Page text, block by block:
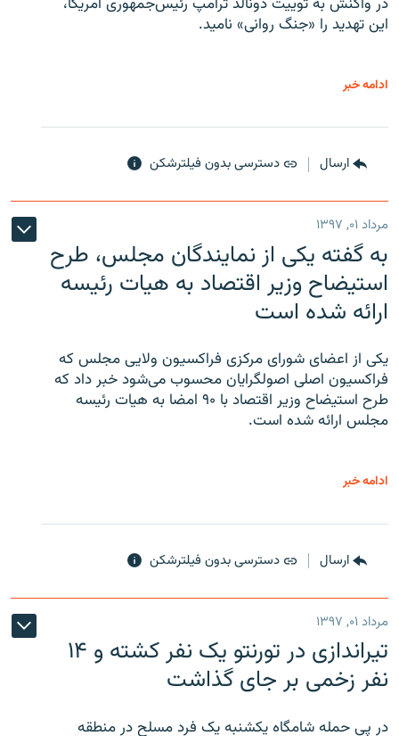
این تهدید را «جنگ روانی» نامید.
ادامه خبر
ارسال دسترسی بدون فیلترشکن
مرداد ۰۱, ۱۳۹۷
به گفته یکی از نمایندگان مجلس، طرح
استیضاح وزیر اقتصاد به هیات رئیسه
ارائه شده است
یکی از اعضای شورای مرکزی فراکسیون ولایی مجلس که
فراکسیون اصلی اصولگرایان محسوب می‌شود خبر داد که
طرح استیضاح وزیر اقتصاد با ۹۰ امضا به هیات رئیسه
مجلس ارائه شده است.
ادامه خبر
ارسال دسترسی بدون فیلترشکن
مرداد ۰۱, ۱۳۹۷
تیراندازی در تورنتو یک نفر کشته و ۱۴
نفر زخمی بر جای گذاشت
در پی حمله شامگاه یکشنبه یک فرد مسلح در منطقه